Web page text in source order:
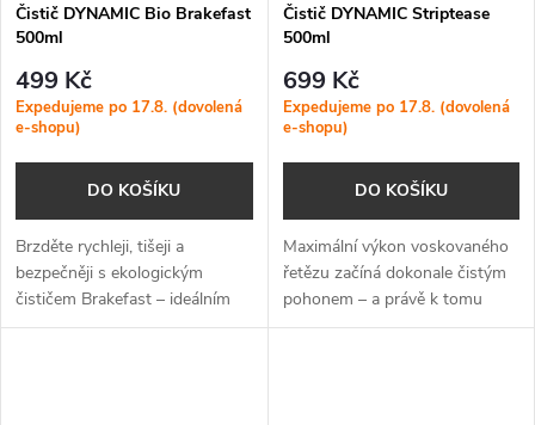
Čistič DYNAMIC Bio Brakefast
500ml
499 Kč
Expedujeme po 17.8. (dovolená
e-shopu)
DO KOŠÍKU
Brzděte rychleji, tišeji a
bezpečněji s ekologickým
čističem Brakefast – ideálním
řešením pro špičkový výkon
Čistič DYNAMIC Striptease
500ml
699 Kč
Expedujeme po 17.8. (dovolená
e-shopu)
DO KOŠÍKU
Maximální výkon voskovaného
řetězu začíná dokonale čistým
pohonem – a právě k tomu
slouží Striptease, odmašťovač